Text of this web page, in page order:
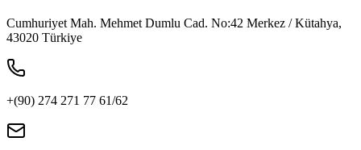
Cumhuriyet Mah. Mehmet Dumlu Cad. No:42 Merkez / Kütahya,
43020 Türkiye
+(90) 274 271 77 61/62